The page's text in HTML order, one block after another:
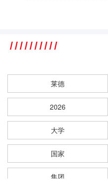
莱德
2026
大学
国家
集团